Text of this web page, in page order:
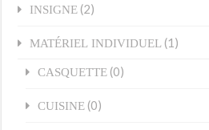
INSIGNE (2)
MATÉRIEL INDIVIDUEL (1)
CASQUETTE (0)
CUISINE (0)